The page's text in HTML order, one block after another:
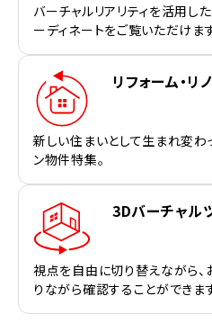
バーチャルリアリティを活用し
ーディネートをご覧いただけます
リフォーム・
新しい住まいとして生まれ変わ
ン物件特集。
3Dバーチャル
視点を自由に切り替えながら
りながら確認することができます